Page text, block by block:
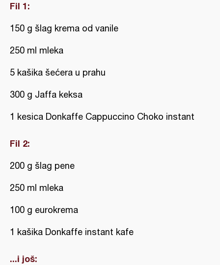
Fil 1:
150 g šlag krema od vanile
250 ml mleka
5 kašika šećera u prahu
300 g Jaffa keksa
1 kesica Donkaffe Cappuccino Choko instant
Fil 2:
200 g šlag pene
250 ml mleka
100 g eurokrema
1 kašika Donkaffe instant kafe
...i još: